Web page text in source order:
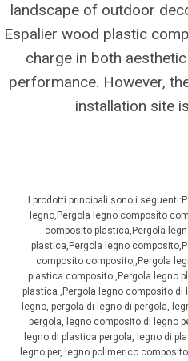
landscape of outdoor
Espalier wood plastic
charge in both
performance. However,
installation site
I prodotti principali sono i
legno,Pergola legno composito
composito plastica,Pergola
plastica,Pergola legno
composito composito,,Pergola
plastica composito ,Pergola legno
plastica ,Pergola legno composito di
legno, pergola di legno di pergola,
pergola, legno composito di legno
legno di plastica pergola, legno di
legno per, legno polimerico